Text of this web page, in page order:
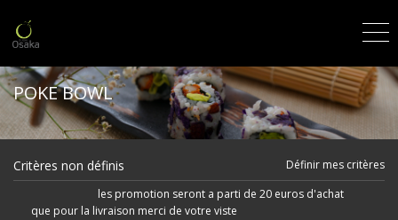
POKE BOWL
Critères non définis
Définir mes critères
les promotion seront a parti de 20 euros d'achat
que pour la livraison merci de votre viste